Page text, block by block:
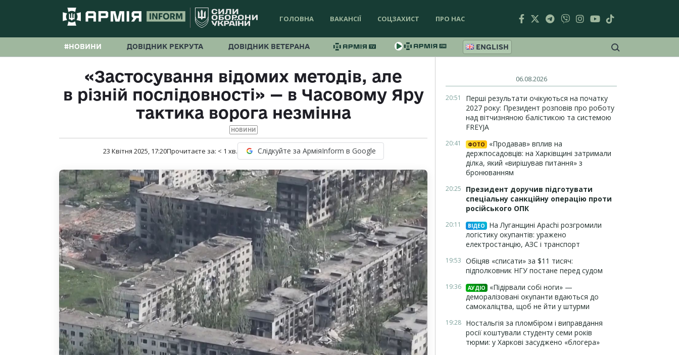
ГОЛОВНА ВАКАНСІЇ СОЦЗАХИСТ ПРО НАС
#НОВИНИ ДОВІДНИК РЕКРУТА ДОВІДНИК ВЕТЕРАНА ENGLISH
«Застосування відомих методів, але
в різній послідовності» — в Часовому Яру
тактика ворога незмінна
НОВИНИ
23 Квітня 2025, 17:20Прочитаєте за: < 1 хв. Слідкуйте за АрміяInform в Google
06.08.2026
20:51
Перші результати очікуються на початку
2027 року: Президент розповів про роботу
над вітчизняною балістикою та системою
FREYJA
20:41 ФОТО
«Продавав» вплив на
держпосадовців: на Харківщині затримали
ділка, який «вирішував питання» з
бронюванням
20:25
Президент доручив підготувати
спеціальну санкційну операцію проти
російського ОПК
20:11 ВІДЕО
На Луганщині Apachi розгромили
логістику окупантів: уражено
електростанцію, АЗС і транспорт
19:53 Обіцяв «списати» за $11 тисяч:
підполковник НГУ постане перед судом
19:36 АУДІО
«Підірвали собі ноги» —
деморалізовані окупанти вдаються до
самокаліцтва, щоб не йти у штурми
19:28 Ностальгія за пломбіром і виправдання
росії коштували студенту семи років
тюрми: у Харкові засуджено «блогера»